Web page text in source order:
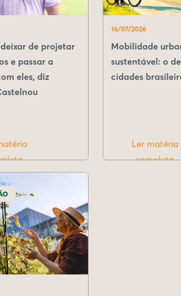
de projetar
e passar a
eles, diz
16/07/2026
Mobilidade
sustentável: o
cidades
Ler matéria
completa